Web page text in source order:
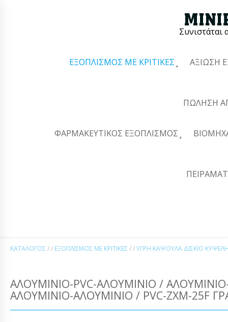
Συνιστάται
ΕΞΟΠΛΙΣΜΌΣ ΜΕ ΚΡΙΤΙΚΈΣ ΑΞΊΩΣΗ
ΠΏΛΗΣΗ
ΦΑΡΜΑΚΕΥΤΙΚΌΣ ΕΞΟΠΛΙΣΜΌΣ
ΚΑΤΆΛΟΓΟΣ / / ΕΞΟΠΛΙΣΜΌΣ ΜΕ ΚΡΙΤΙΚΈΣ / /ΥΓΡΉ ΚΆΨΟΥΛΑ ΔΙΣΚΊΟ
ΑΛΟΥΜΊΝΙΟ-PVC-ΑΛΟΥΜΊΝΙΟ /
ΑΛΟΥΜΊΝΙΟ-ΑΛΟΥΜΊΝΙΟ / PVC-ZXM-25F